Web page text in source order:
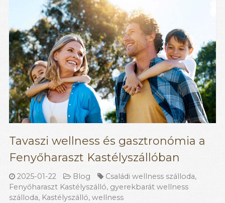
Tavaszi wellness és gasztronómia a
Fenyőharaszt Kastélyszállóban
2025-01-22 Blog Családi wellness szálloda,
Fenyőharaszt Kastélyszálló, gyerekbarát wellness
szálloda, Kastélyszálló, wellness